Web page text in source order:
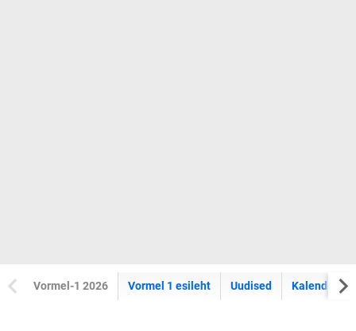
Vormel-1 2026 Vormel 1 esileht Uudised Kalender